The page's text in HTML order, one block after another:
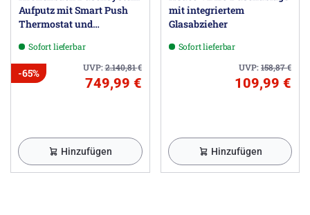
Aufputz mit Smart Push
Thermostat und
Sofort lieferbar
UVP:2.140,81€
-65%
749,99 €
Hinzufügen
mit integriertem
Glasabzieher
Sofort lieferbar
UVP:158,87€
109,99 €
Hinzufügen